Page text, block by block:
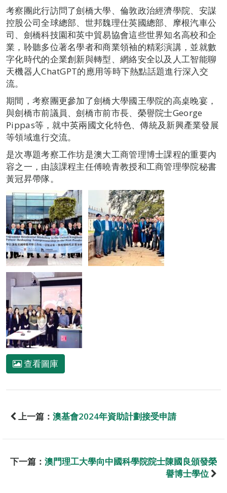
考察團此行訪問了劍橋大學、倫敦政治經濟學院、安謀
控股公司全球總部、世邦魏理仕英國總部、摩根汽車公
司、劍橋科技園和英中貿易協會這些世界知名高校和企
業，聆聽多位著名學者和商業領袖的精彩演講，並就數
字化時代的企業創新與轉型、網絡安全以及人工智能聊
天機器人ChatGPT的應用等時下熱點話題進行深入交
流。
期間，考察團更參加了劍橋大學國王學院的高桌晚宴，
與劍橋市前議員、劍橋市前市長、榮譽院士George
Pippas等，就中英兩國文化特色、傳統及新興產業發展
等領域進行交流。
是次專題考察工作坊是澳大工商管理博士課程的重要內
容之一，由該課程主任傅曉青教授和工商管理學院秘書
黃冠昇帶隊。
查看圖庫
上一篇： 澳基會2024年資助計劃接受申請
下一篇： 澳門理工大學向中國科學院院士陳國良頒發榮
譽博士學位